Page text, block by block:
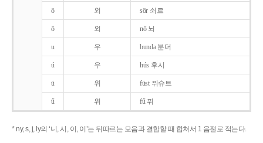
ö 외 sör 쇠르
ő 외 nő 뇌
u 우 bunda 분더
ú 우 hús 후시
ü 위 füst 퓌슈트
ű 위 fű 퓌
* ny, s, j, ly의 ‘니, 시, 이, 이’는 뒤따르는 모음과 결합할 때 합쳐서 1 음절로 적는다.